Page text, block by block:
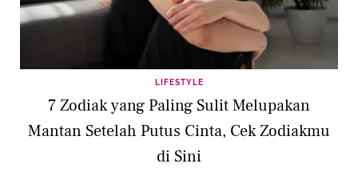
LIFESTYLE
7 Zodiak yang Paling Sulit Melupakan
Mantan Setelah Putus Cinta, Cek Zodiakmu
di Sini